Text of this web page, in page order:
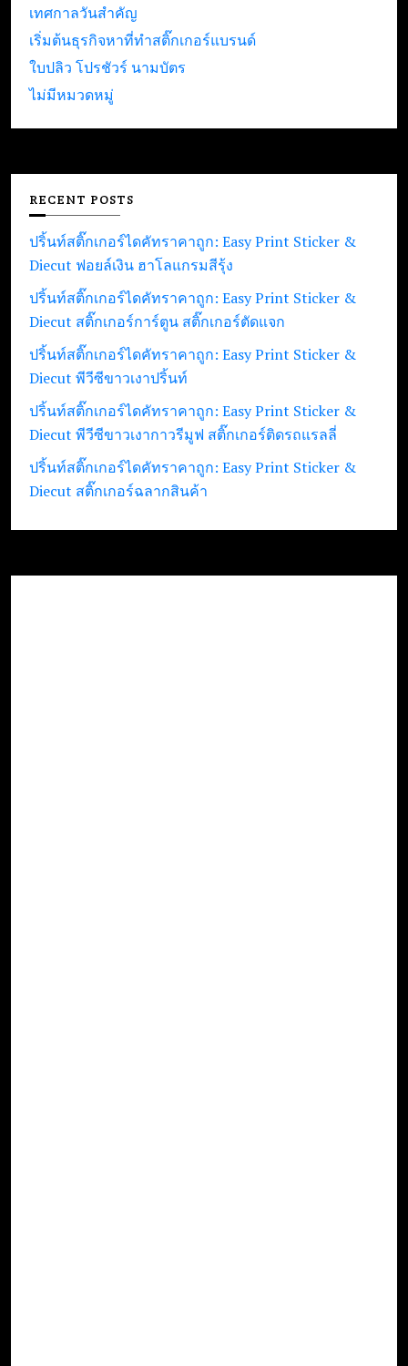
เทศกาลวันสำคัญ
เริ่มต้นธุรกิจหาที่ทำสติ๊กเกอร์แบรนด์
ใบปลิว โปรชัวร์ นามบัตร
ไม่มีหมวดหมู่
RECENT POSTS
ปริ้นท์สติ๊กเกอร์ไดคัทราคาถูก: Easy Print Sticker &
Diecut ฟอยล์เงิน ฮาโลแกรมสีรุ้ง
ปริ้นท์สติ๊กเกอร์ไดคัทราคาถูก: Easy Print Sticker &
Diecut สติ๊กเกอร์การ์ตูน สติ๊กเกอร์ตัดแจก
ปริ้นท์สติ๊กเกอร์ไดคัทราคาถูก: Easy Print Sticker &
Diecut พีวีซีขาวเงาปริ้นท์
ปริ้นท์สติ๊กเกอร์ไดคัทราคาถูก: Easy Print Sticker &
Diecut พีวีซีขาวเงากาวรีมูฟ สติ๊กเกอร์ติดรถแรลลี่
ปริ้นท์สติ๊กเกอร์ไดคัทราคาถูก: Easy Print Sticker &
Diecut สติ๊กเกอร์ฉลากสินค้า